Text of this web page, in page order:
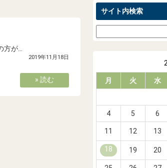
が...
2019年11月18日
» 読む
サイト内検索
月 火 水
4 5 6
11 12 13
18 19 20